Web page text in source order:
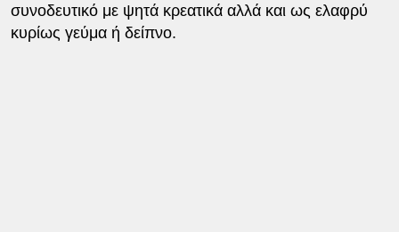
συνοδευτικό με ψητά κρεατικά αλλά και ως ελαφρύ
κυρίως γεύμα ή δείπνο.